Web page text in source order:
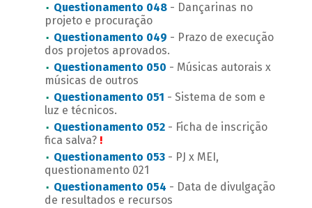
Questionamento 048 - Dançarinas no
projeto e procuração
Questionamento 049 - Prazo de execução
dos projetos aprovados.
Questionamento 050 - Músicas autorais x
músicas de outros
Questionamento 051 - Sistema de som e
luz e técnicos.
Questionamento 052 - Ficha de inscrição
fica salva? !
Questionamento 053 - PJ x MEI,
questionamento 021
Questionamento 054 - Data de divulgação
de resultados e recursos